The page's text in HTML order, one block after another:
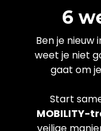
6
Ben je nieuw
weet je niet
gaat om
Start
MOBILITY-